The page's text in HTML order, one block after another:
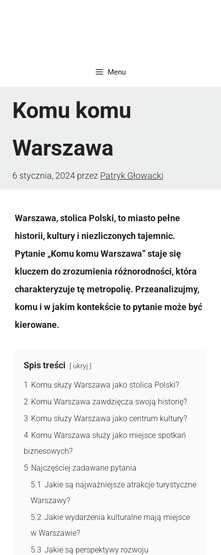
Menu
Komu komu
Warszawa
6 stycznia, 2024 przez Patryk Głowacki
Warszawa, stolica Polski, to miasto pełne
historii, kultury i niezliczonych tajemnic.
Pytanie „Komu komu Warszawa” staje się
kluczem do zrozumienia różnorodności, która
charakteryzuje tę metropolię. Przeanalizujmy,
komu i w jakim kontekście to pytanie może być
kierowane.
Spis treści ukryj
1 Komu służy Warszawa jako stolica Polski?
2 Komu Warszawa zawdzięcza swoją historię?
3 Komu służy Warszawa jako centrum kultury?
4 Komu Warszawa służy jako miejsce spotkań
biznesowych?
5 Najczęściej zadawane pytania
5.1 Jakie są najważniejsze atrakcje turystyczne
Warszawy?
5.2 Jakie wydarzenia kulturalne mają miejsce
w Warszawie?
5.3 Jakie są perspektywy rozwoju